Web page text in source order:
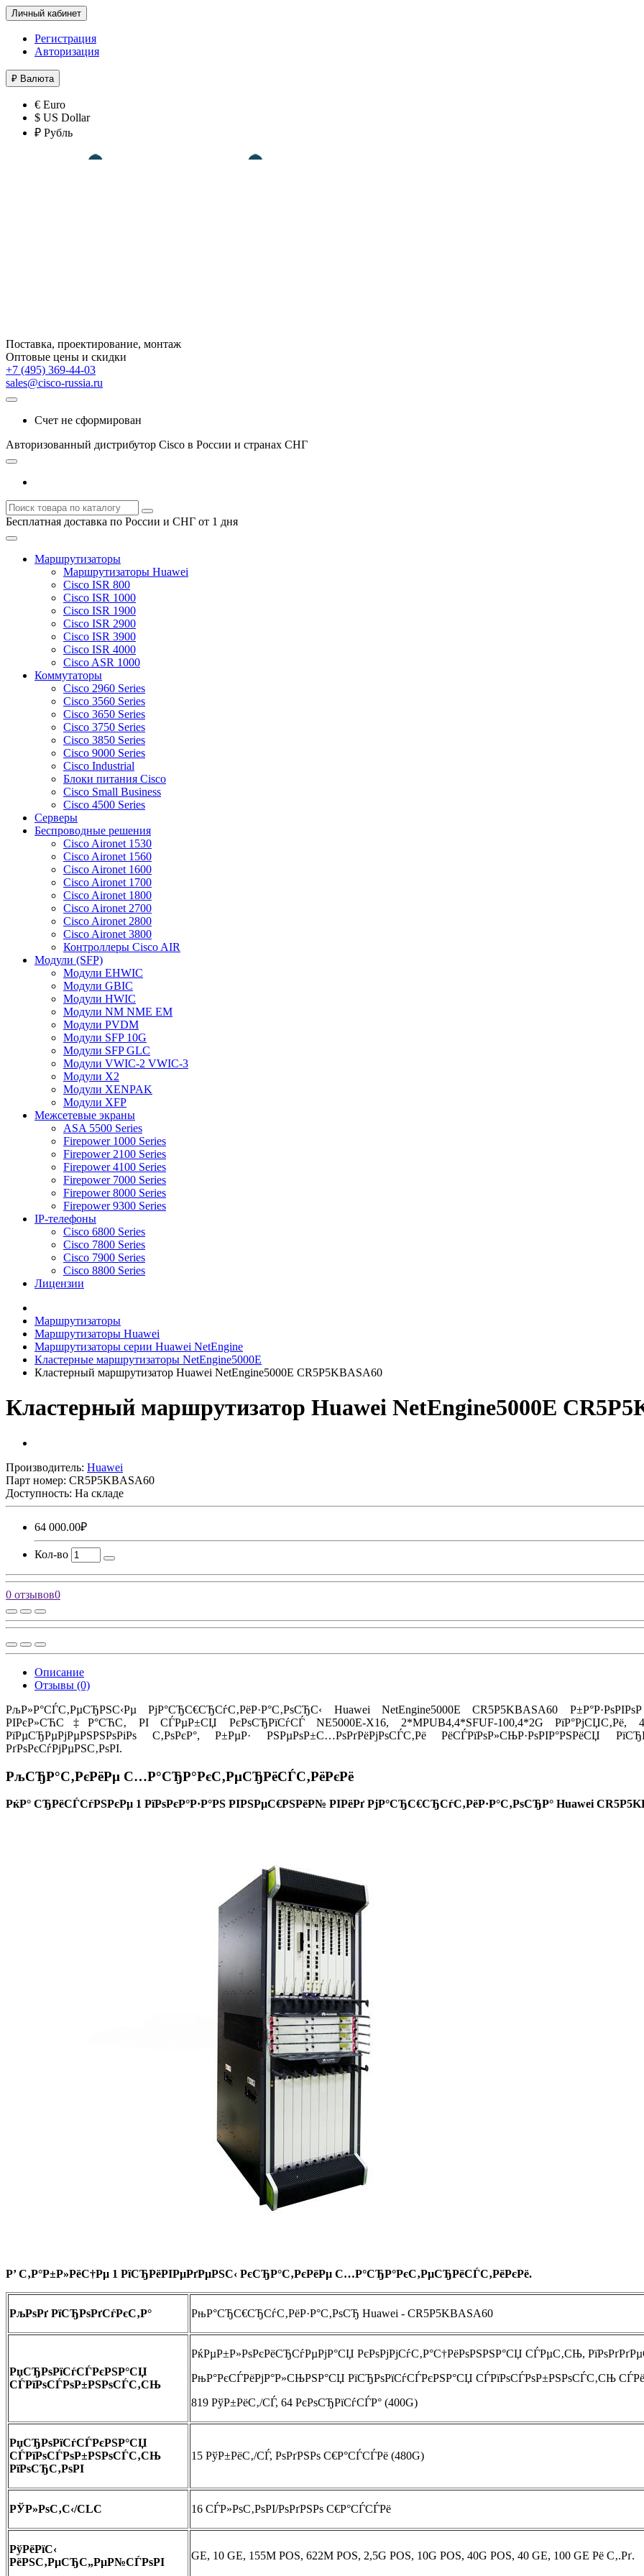
Личный кабинет
Регистрация
Авторизация
₽ Валюта
€ Euro
$ US Dollar
₽ Рубль
Поставка, проектирование, монтаж
Оптовые цены и скидки
+7 (495) 369-44-03
sales@cisco-russia.ru
Счет не сформирован
Авторизованный дистрибутор Cisco в России и странах СНГ
Бесплатная доставка по России и СНГ от 1 дня
Маршрутизаторы
Маршрутизаторы Huawei
Cisco ISR 800
Cisco ISR 1000
Cisco ISR 1900
Cisco ISR 2900
Cisco ISR 3900
Cisco ISR 4000
Cisco ASR 1000
Коммутаторы
Cisco 2960 Series
Cisco 3560 Series
Cisco 3650 Series
Cisco 3750 Series
Cisco 3850 Series
Cisco 9000 Series
Cisco Industrial
Блоки питания Cisco
Cisco Small Business
Cisco 4500 Series
Серверы
Беспроводные решения
Cisco Aironet 1530
Cisco Aironet 1560
Cisco Aironet 1600
Cisco Aironet 1700
Cisco Aironet 1800
Cisco Aironet 2700
Cisco Aironet 2800
Cisco Aironet 3800
Контроллеры Cisco AIR
Модули (SFP)
Модули EHWIC
Модули GBIC
Модули HWIC
Модули NM NME EM
Модули PVDM
Модули SFP 10G
Модули SFP GLC
Модули VWIC-2 VWIC-3
Модули X2
Модули XENPAK
Модули XFP
Межсетевые экраны
ASA 5500 Series
Firepower 1000 Series
Firepower 2100 Series
Firepower 4100 Series
Firepower 7000 Series
Firepower 8000 Series
Firepower 9300 Series
IP-телефоны
Cisco 6800 Series
Cisco 7800 Series
Cisco 7900 Series
Cisco 8800 Series
Лицензии
Маршрутизаторы
Маршрутизаторы Huawei
Маршрутизаторы серии Huawei NetEngine
Кластерные маршрутизаторы NetEngine5000E
Кластерный маршрутизатор Huawei NetEngine5000E CR5P5KBASA60
Кластерный маршрутизатор Huawei NetEngine5000E
Производитель: Huawei
Парт номер: CR5P5KBASA60
Доступность: На складе
64 000.00₽
Кол-во
0 отзывов0
Описание
Отзывы (0)
РљР»Р°СЃС‚РµСЂРЅС‹Рµ РјР°СЂС€СЂСѓС‚РёР·Р°С‚РѕСЂС‹ Huawei NetEngine5000E CR5P5KBASA60
РІРєР»СЋС‡Р°СЋС‚ РІ СЃРµР±СЏ РєРѕСЂРїСѓСЃ NE5000E-X16, 2*MPUB4,4*SFUF-100,4*2G РїР°РјСЏС‚Рё,
РїРµСЂРµРјРµРЅРЅРѕРіРѕ С‚РѕРєР°, Р±РµР· РЅРµРѕР±С…РѕРґРёРјРѕСЃС‚Рё РёСЃРїРѕР»СЊР·РѕРІР°РЅРёСЏ
РґРѕРєСѓРјРµРЅС‚РѕРІ.
РљСЂР°С‚РєРёРµ С…Р°СЂР°РєС‚РµСЂРёСЃС‚РёРєРё
РќР° СЂРёСЃСѓРЅРєРµ 1 РїРѕРєР°Р·Р°РЅ РІРЅРµС€РЅРёР№ РІРёРґ РјР°СЂС€СЂСѓС‚РёР·Р°С‚РѕСЂР° Huawei
Р’ С‚Р°Р±Р»РёС†Рµ 1 РїСЂРёРІРµРґРµРЅС‹ РєСЂР°С‚РєРёРµ С…Р°СЂР°РєС‚РµСЂРёСЃС‚РёРєРё.
РљРѕРґ РїСЂРѕРґСѓРєС‚Р° РњР°СЂС€СЂСѓС‚РёР·Р°С‚РѕСЂ Huawei - CR5P5KBASA60
РџСЂРѕРїСѓСЃРєРЅР°СЏ
СЃРїРѕСЃРѕР±РЅРѕСЃС‚СЊ
РќРµР±Р»РѕРєРёСЂСѓРµРјР°СЏ РєРѕРјРјСѓС‚Р°С†РёРѕРЅРЅР°СЏ СЃРµС‚СЊ,
РњР°РєСЃРёРјР°Р»СЊРЅР°СЏ РїСЂРѕРїСѓСЃРєРЅР°СЏ СЃРїРѕСЃРѕР±РЅРѕСЃС‚СЊ
819 РўР±РёС‚/СЃ, 64 РєРѕСЂРїСѓСЃР° (400G)
РџСЂРѕРїСѓСЃРєРЅР°СЏ
СЃРїРѕСЃРѕР±РЅРѕСЃС‚СЊ
РїРѕСЂС‚РѕРІ
15 РўР±РёС‚/СЃ, РѕРґРЅРѕ С€Р°СЃСЃРё (480G)
РЎР»РѕС‚С‹/CLC 16 СЃР»РѕС‚РѕРІ/РѕРґРЅРѕ С€Р°СЃСЃРё
РўРёРїС‹
РёРЅС‚РµСЂС„РµР№СЃРѕРІ
GE, 10 GE, 155M POS, 622M POS, 2,5G POS, 10G POS, 40G POS, 40 GE, 100 GE Рё С‚.Рґ.